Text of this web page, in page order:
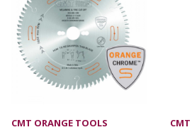
CMT ORANGE TOOLS